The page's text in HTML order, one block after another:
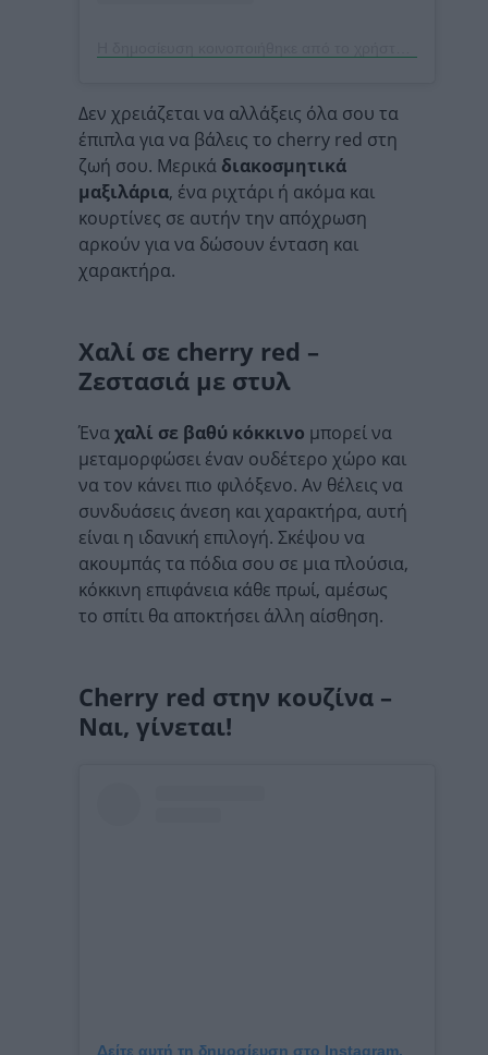
Δεν χρειάζεται να αλλάξεις όλα σου τα
έπιπλα για να βάλεις το cherry red στη
ζωή σου. Μερικά διακοσμητικά
μαξιλάρια, ένα ριχτάρι ή ακόμα και
κουρτίνες σε αυτήν την απόχρωση
αρκούν για να δώσουν ένταση και
χαρακτήρα.
Χαλί σε cherry red –
Ζεστασιά με στυλ
Έναχαλί σε βαθύ κόκκινο μπορεί να
μεταμορφώσει έναν ουδέτερο χώρο και
να τον κάνει πιο φιλόξενο. Αν θέλεις να
συνδυάσεις άνεση και χαρακτήρα, αυτή
είναι η ιδανική επιλογή. Σκέψου να
ακουμπάς τα πόδια σου σε μια πλούσια,
κόκκινη επιφάνεια κάθε πρωί, αμέσως
το σπίτι θα αποκτήσει άλλη αίσθηση.
Cherry red στην κουζίνα –
Ναι, γίνεται!
Δείτε αυτή τη δημοσίευση στο Instagram.